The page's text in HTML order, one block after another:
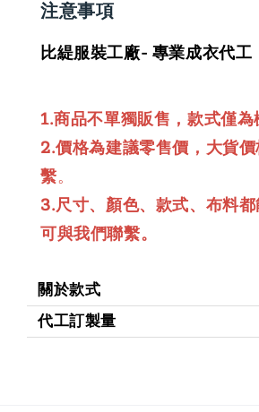
注意事項
比緹服裝工廠- 專業成衣代工
1.商品不單獨販售，款式僅為
2.價格為建議零售價，大貨
繫。
3.尺寸、顏色、款式、布料
可與我們聯繫。
關於款式
代工訂製量